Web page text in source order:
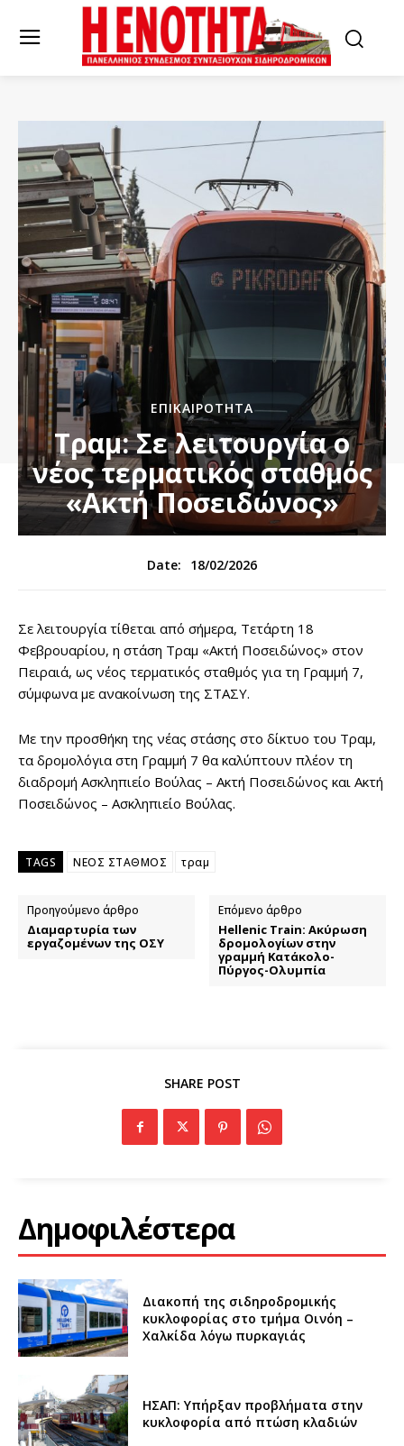
ΕΠΙΚΑΙΡΌΤΗΤΑ
Τραμ: Σε λειτουργία ο
νέος τερματικός σταθμός
«Ακτή Ποσειδώνος»
Date: 18/02/2026
Σε λειτουργία τίθεται από σήμερα, Tετάρτη 18
Φεβρουαρίου, η στάση Τραμ «Ακτή Ποσειδώνος» στον
Πειραιά, ως νέος τερματικός σταθμός για τη Γραμμή 7,
σύμφωνα με ανακοίνωση της ΣΤΑΣΥ.
Με την προσθήκη της νέας στάσης στο δίκτυο του Τραμ,
τα δρομολόγια στη Γραμμή 7 θα καλύπτουν πλέον τη
διαδρομή Ασκληπιείο Βούλας – Ακτή Ποσειδώνος και Ακτή
Ποσειδώνος – Ασκληπιείο Βούλας.
TAGS ΝΕΟΣ ΣΤΑΘΜΟΣ τραμ
Προηγούμενο άρθρο
Διαμαρτυρία των
εργαζομένων της ΟΣΥ
Επόμενο άρθρο
Hellenic Train: Ακύρωση
δρομολογίων στην
γραμμή Κατάκολο-
Πύργος-Ολυμπία
SHARE POST
Δημοφιλέστερα
Διακοπή της σιδηροδρομικής
κυκλοφορίας στο τμήμα Οινόη –
Χαλκίδα λόγω πυρκαγιάς
ΗΣΑΠ: Υπήρξαν προβλήματα στην
κυκλοφορία από πτώση κλαδιών